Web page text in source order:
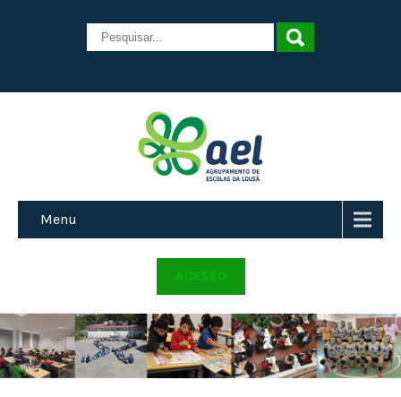
Menu
ACESSO